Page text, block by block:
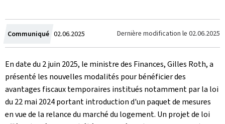
Communiqué Crée
le
02.06.2025 Dernière modification le 02.06.2025
En date du 2 juin 2025, le ministre des Finances, Gilles Roth, a
présenté les nouvelles modalités pour bénéficier des
avantages fiscaux temporaires institués notamment par la loi
du 22 mai 2024 portant introduction d'un paquet de mesures
en vue de la relance du marché du logement. Un projet de loi